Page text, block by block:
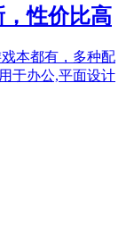
性价比高
本都有，多种配
于办公,平面设计